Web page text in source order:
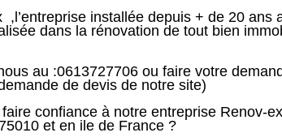
,l’entreprise installée depuis + de 20 ans
dans la rénovation de tout bien
au :0613727706 ou faire votre
de devis de notre site)
confiance à notre entreprise Renov-
et en ile de France ?